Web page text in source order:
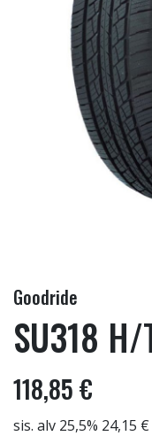
Goodride
SU318
118,85 €
sis. alv 25,5% 24,15 €